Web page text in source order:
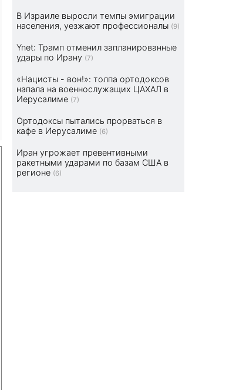
В Израиле выросли темпы эмиграции
населения, уезжают профессионалы (9)
Ynet: Трамп отменил запланированные
удары по Ирану (7)
«Нацисты - вон!»: толпа ортодоксов
напала на военнослужащих ЦАХАЛ в
Иерусалиме (7)
Ортодоксы пытались прорваться в
кафе в Иерусалиме (6)
Иран угрожает превентивными
ракетными ударами по базам США в
регионе (6)